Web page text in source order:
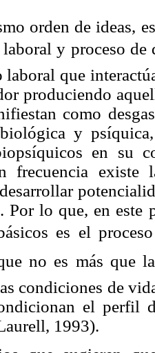
orden de ideas,
laboral y proceso
laboral que
produciendo
como
biológica y
en su
frecuencia existe
Por lo que, en este
es el
que no es más que
condiciones de
el perfil
1993).